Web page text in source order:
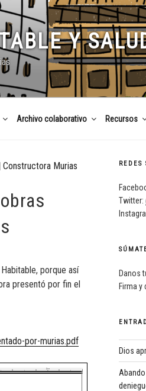
Y
Archivo colaborativo Recursos
Constructora Murias
porque así
presentó por fin el
por-murias.pdf
REDES
Twitter:
Danos
Firma y
Dios